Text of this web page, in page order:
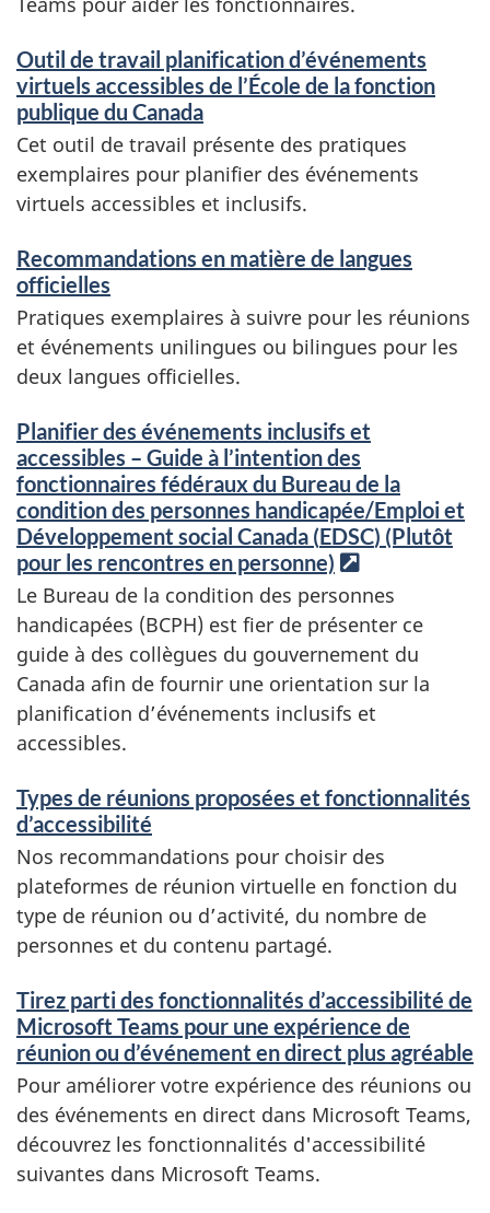
Outil de travail planification d’événements
virtuels accessibles de l’École de la fonction
publique du Canada
Cet outil de travail présente des pratiques
exemplaires pour planifier des événements
virtuels accessibles et inclusifs.
Recommandations en matière de langues
officielles
Pratiques exemplaires à suivre pour les réunions
et événements unilingues ou bilingues pour les
deux langues officielles.
Planifier des événements inclusifs et
accessibles – Guide à l’intention des
fonctionnaires fédéraux du Bureau de la
condition des personnes handicapée/Emploi et
Développement social Canada (EDSC) (Plutôt
pour les rencontres en personne)
i
e
n
i
n
t
n
Le Bureau de la condition des personnes
handicapées (BCPH) est fier de présenter ce
guide à des collègues du gouvernement du
Canada afin de fournir une orientation sur la
planification d’événements inclusifs et
accessibles.
Types de réunions proposées et fonctionnalités
d’accessibilité
Nos recommandations pour choisir des
plateformes de réunion virtuelle en fonction du
type de réunion ou d’activité, du nombre de
personnes et du contenu partagé.
Tirez parti des fonctionnalités d’accessibilité de
Microsoft Teams pour une expérience de
réunion ou d’événement en direct plus agréable
Pour améliorer votre expérience des réunions ou
des événements en direct dans Microsoft Teams,
découvrez les fonctionnalités d'accessibilité
suivantes dans Microsoft Teams.